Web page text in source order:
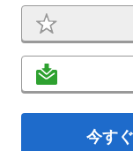
今す